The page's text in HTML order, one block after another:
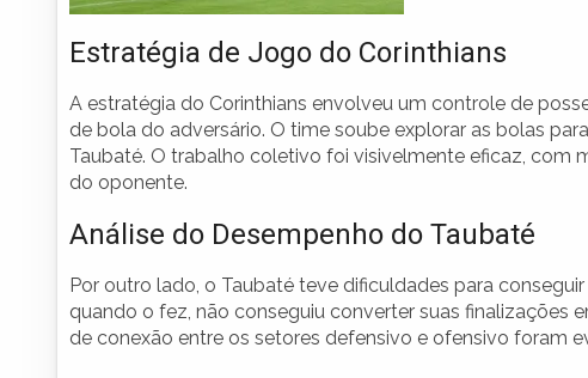
Estratégia de Jogo do Corinthians
A estratégia do Corinthians envolveu um controle de
de bola do adversário. O time soube explorar as bolas
Taubaté. O trabalho coletivo foi visivelmente eficaz, com
do oponente.
Análise do Desempenho do Taubaté
Por outro lado, o Taubaté teve dificuldades para
quando o fez, não conseguiu converter suas finalizações
de conexão entre os setores defensivo e ofensivo foram